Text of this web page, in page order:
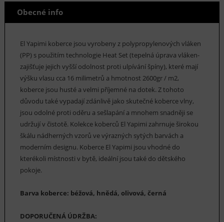
Obecné info
El Yapimi koberce jsou vyrobeny z polypropylenových vláken
(PP) s použitím technologie Heat Set (tepelná úprava vláken-
zajišťuje jejich vyšší odolnost proti ulpívání špíny), které mají
výšku vlasu cca 16 milimetrů a hmotnost 2600gr / m2,
koberce jsou husté a velmi příjemné na dotek. Z tohoto
důvodu také vypadají zdánlivě jako skutečné koberce vlny,
jsou odolné proti oděru a sešlapání a mnohem snadněji se
udržují v čistotě. Kolekce koberců El Yapimi zahrnuje širokou
škálu nádherných vzorů ve výrazných sytých barvách a
moderním designu. Koberce El Yapimi jsou vhodné do
kterékoli místnosti v bytě, ideální jsou také do dětského
pokoje.
Barva koberce: béžová, hnědá, olivová, černá
DOPORUČENÁ ÚDRŽBA: